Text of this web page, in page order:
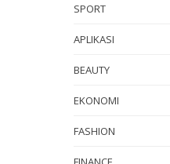
SPORT
APLIKASI
BEAUTY
EKONOMI
FASHION